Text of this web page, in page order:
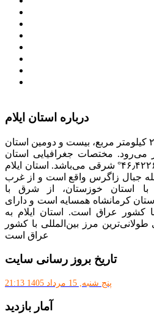
درباره استان ایلام
با مساحت ۲۰٬۱۳۳ کیلومتر مربع، بیست و دومین استان
می‌رود. مختصات جغرافیایی استان
ایلام ۳۳٫۶۳۸۵۳۱°شمالی ۴۶٫۴۲۲۶۴۹° شرقی می‌باشد. استان ایلام
جبال زاگرس واقع است و از غرب
استان خوزستان، از شرق با
کرمانشاه همسایه است و دارای
با کشور عراق است. استان ایلام به
مرز بین‌المللی با کشور
عراق است
تاریخ بروز رسانی سایت
پنج شنبه, 15 مرداد 1405 21:13
آمار بازدید